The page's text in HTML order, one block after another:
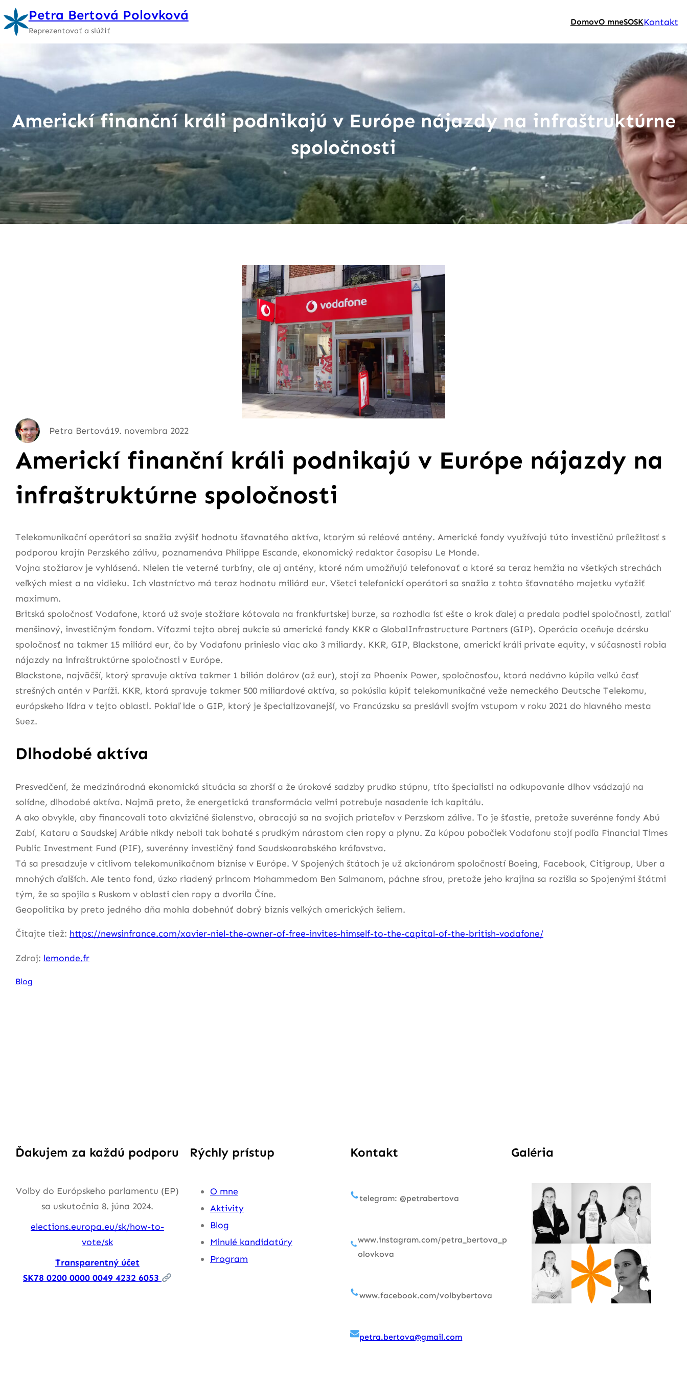
Prejsť
na
obsah
Petra Bertová Polovková
Reprezentovať a slúžiť
DomovO mneSOSKKontakt
Americkí finanční králi podnikajú v Európe nájazdy na infraštruktúrne
spoločnosti
Petra Bertová19. novembra 2022
Americkí finanční králi podnikajú v Európe nájazdy na
infraštruktúrne spoločnosti
Telekomunikační operátori sa snažia zvýšiť hodnotu šťavnatého aktíva, ktorým sú reléové antény. Americké fondy využívajú túto investičnú príležitosť s
podporou krajín Perzského zálivu, poznamenáva Philippe Escande, ekonomický redaktor časopisu Le Monde.
Vojna stožiarov je vyhlásená. Nielen tie veterné turbíny, ale aj antény, ktoré nám umožňujú telefonovať a ktoré sa teraz hemžia na všetkých strechách
veľkých miest a na vidieku. Ich vlastníctvo má teraz hodnotu miliárd eur. Všetci telefonickí operátori sa snažia z tohto šťavnatého majetku vyťažiť
maximum.
Britská spoločnosť Vodafone, ktorá už svoje stožiare kótovala na frankfurtskej burze, sa rozhodla ísť ešte o krok ďalej a predala podiel spoločnosti, zatiaľ
menšinový, investičným fondom. Víťazmi tejto obrej aukcie sú americké fondy KKR a GlobalInfrastructure Partners (GIP). Operácia oceňuje dcérsku
spoločnosť na takmer 15 miliárd eur, čo by Vodafonu prinieslo viac ako 3 miliardy. KKR, GIP, Blackstone, americkí králi private equity, v súčasnosti robia
nájazdy na infraštruktúrne spoločnosti v Európe.
Blackstone, najväčší, ktorý spravuje aktíva takmer 1 bilión dolárov (až eur), stojí za Phoenix Power, spoločnosťou, ktorá nedávno kúpila veľkú časť
strešných antén v Paríži. KKR, ktorá spravuje takmer 500 miliardové aktíva, sa pokúsila kúpiť telekomunikačné veže nemeckého Deutsche Telekomu,
európskeho lídra v tejto oblasti. Pokiaľ ide o GIP, ktorý je špecializovanejší, vo Francúzsku sa preslávil svojím vstupom v roku 2021 do hlavného mesta
Suez.
Dlhodobé aktíva
Presvedčení, že medzinárodná ekonomická situácia sa zhorší a že úrokové sadzby prudko stúpnu, títo špecialisti na odkupovanie dlhov vsádzajú na
solídne, dlhodobé aktíva. Najmä preto, že energetická transformácia veľmi potrebuje nasadenie ich kapitálu.
A ako obvykle, aby financovali toto akvizičné šialenstvo, obracajú sa na svojich priateľov v Perzskom zálive. To je šťastie, pretože suverénne fondy Abú
Zabí, Kataru a Saudskej Arábie nikdy neboli tak bohaté s prudkým nárastom cien ropy a plynu. Za kúpou pobočiek Vodafonu stojí podľa Financial Times
Public Investment Fund (PIF), suverénny investičný fond Saudskoarabského kráľovstva.
Tá sa presadzuje v citlivom telekomunikačnom biznise v Európe. V Spojených štátoch je už akcionárom spoločností Boeing, Facebook, Citigroup, Uber a
mnohých ďalších. Ale tento fond, úzko riadený princom Mohammedom Ben Salmanom, páchne sírou, pretože jeho krajina sa rozišla so Spojenými štátmi
tým, že sa spojila s Ruskom v oblasti cien ropy a dvorila Číne.
Geopolitika by preto jedného dňa mohla dobehnúť dobrý biznis veľkých amerických šeliem.
Čitajte tiež: https://newsinfrance.com/xavier-niel-the-owner-of-free-invites-himself-to-the-capital-of-the-british-vodafone/
Zdroj: lemonde.fr
Blog
Ďakujem za každú podporu
Voľby do Európskeho parlamentu (EP)
sa uskutočnia 8. júna 2024.
elections.europa.eu/sk/how-to-
vote/sk
Transparentný účet
SK78 0200 0000 0049 4232 6053
Rýchly prístup
O mne
Aktivity
Blog
Minulé kandidatúry
Program
Kontakt
telegram: @petrabertova
www.instagram.com/petra_bertova_p
olovkova
www.facebook.com/volbybertova
petra.bertova@gmail.com
Galéria